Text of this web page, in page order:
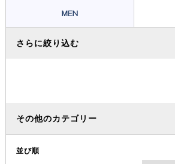
さらに絞り込む
その他のカテゴリー
並び順